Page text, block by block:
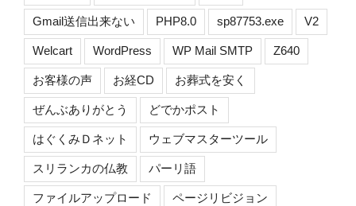
Gmail送信出来ない PHP8.0 sp87753.exe V2
Welcart WordPress WP Mail SMTP Z640
お客様の声 お経CD お葬式を安く
ぜんぶありがとう どでかポスト
はぐくみＤネット ウェブマスターツール
スリランカの仏教 パーリ語
ファイルアップロード ページリビジョン